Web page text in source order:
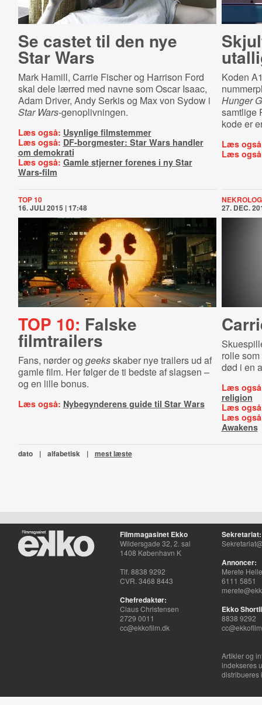
Se castet til den nye
Star Wars
Mark Hamill, Carrie Fischer og Harrison Ford
skal dele lærred med navne som Oscar Isaac,
Adam Driver, Andy Serkis og Max von Sydow i
Star Wars-genoplivningen.
Læs også: Usynlige filmstemmer
Læs også: DF-borgmester: Star Wars handler
om demokrati
Læs også: Gamle stjerner forenes i ny Star
Wars-film
Koden
Hunger
samtlige
kode er
Læs
Læs
TOP 10
16. JULI 2015 | 17:48
TOP 10: Falske
filmtrailers
Fans, nørder og geeksskaber nye trailers ud af
gamle film. Her følger de ti bedste af slagsen –
og en lille bonus.
Læs også: Nybegynderens guide til Star Wars
NEKROLOG
27. DEC.
rolle
død i en
Læs
religion
Læs
Læs
Awakens
dato | alfabetisk | mest læste
Filmmagasinet Ekko
Wildersgade 32, 2. sal
1408 København K
Tlf. 8838 9292
CVR. 3468 8443
Chefredaktør:
Claus Christensen
2729 0011
cc@ekkofilm.dk
Sekretariat:
Annoncer:
Merete
6111 5851
Ekko
8838 9292
Artikler og
indekseres
distribueres